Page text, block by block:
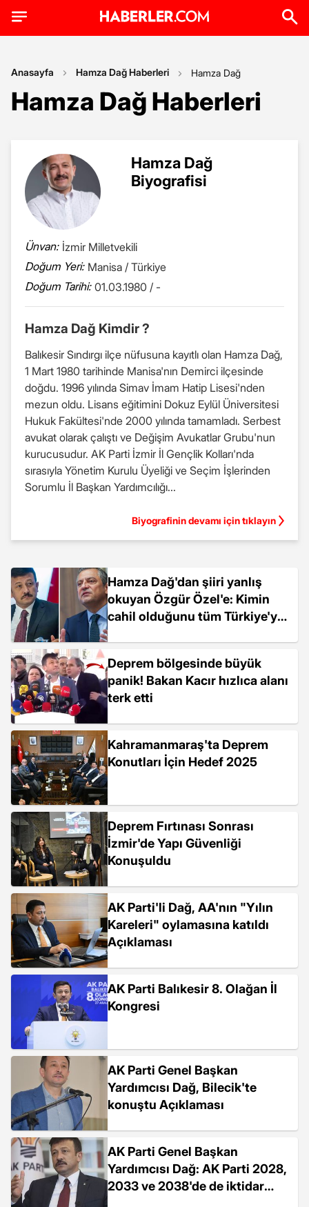
Anasayfa Hamza Dağ Haberleri Hamza Dağ
Hamza Dağ Haberleri
Hamza Dağ
Biyografisi
Ünvan: İzmir Milletvekili
Doğum Yeri: Manisa / Türkiye
Doğum Tarihi: 01.03.1980 / -
Hamza Dağ Kimdir ?
Balıkesir Sındırgı ilçe nüfusuna kayıtlı olan Hamza Dağ,
1 Mart 1980 tarihinde Manisa'nın Demirci ilçesinde
doğdu. 1996 yılında Simav İmam Hatip Lisesi'nden
mezun oldu. Lisans eğitimini Dokuz Eylül Üniversitesi
Hukuk Fakültesi'nde 2000 yılında tamamladı. Serbest
avukat olarak çalıştı ve Değişim Avukatlar Grubu'nun
kurucusudur. AK Parti İzmir İl Gençlik Kolları'nda
sırasıyla Yönetim Kurulu Üyeliği ve Seçim İşlerinden
Sorumlu İl Başkan Yardımcılığı...
Biyografinin devamı için tıklayın
Hamza Dağ'dan şiiri yanlış
okuyan Özgür Özel'e: Kimin
cahil olduğunu tüm Türkiye'ye
Deprem bölgesinde büyük
panik! Bakan Kacır hızlıca alanı
terk etti
Kahramanmaraş'ta Deprem
Konutları İçin Hedef 2025
Deprem Fırtınası Sonrası
İzmir'de Yapı Güvenliği
Konuşuldu
AK Parti'li Dağ, AA'nın "Yılın
Kareleri" oylamasına katıldı
Açıklaması
AK Parti Balıkesir 8. Olağan İl
Kongresi
AK Parti Genel Başkan
Yardımcısı Dağ, Bilecik'te
konuştu Açıklaması
AK Parti Genel Başkan
Yardımcısı Dağ: AK Parti 2028,
2033 ve 2038'de de iktidar